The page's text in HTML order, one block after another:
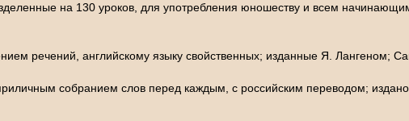
на 130 уроков, для употребления юношеству и всем
речений, английскому языку свойственных; изданные Я. Лангеном;
собранием слов перед каждым, с российским переводом;